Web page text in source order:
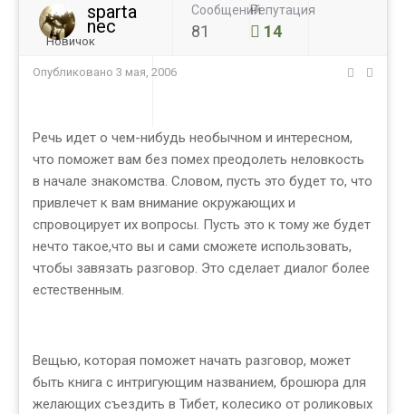
sparta
nec
Новичок
Сообщений
81
Репутация
14
Опубликовано 3 мая, 2006
Речь идет о чем-нибудь необычном и интересном,
что поможет вам без помех преодолеть неловкость
в начале знакомства. Словом, пусть это будет то, что
привлечет к вам внимание окружающих и
спровоцирует их вопросы. Пусть это к тому же будет
нечто такое,что вы и сами сможете использовать,
чтобы завязать разговор. Это сделает диалог более
естественным.
Вещью, которая поможет начать разговор, может
быть книга с интригующим названием, брошюра для
желающих съездить в Тибет, колесико от роликовых